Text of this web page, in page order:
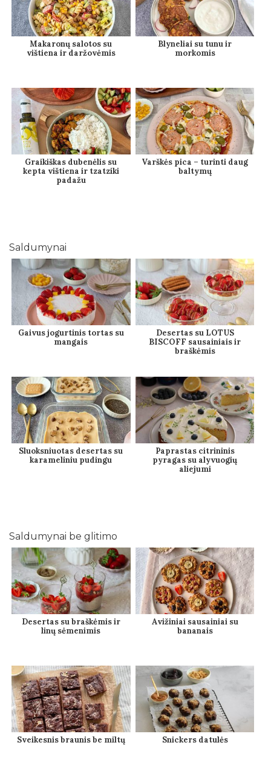
Makaronų salotos su
vištiena ir daržovėmis
Blyneliai su tunu ir
morkomis
Graikiškas dubenėlis su
kepta vištiena ir tzatziki
padažu
Varškės pica – turinti daug
baltymų
Saldumynai
Gaivus jogurtinis tortas su
mangais
Desertas su LOTUS
BISCOFF sausainiais ir
braškėmis
Sluoksniuotas desertas su
karameliniu pudingu
Paprastas citrininis
pyragas su alyvuogių
aliejumi
Saldumynai be glitimo
Desertas su braškėmis ir
linų sėmenimis
Avižiniai sausainiai su
bananais
Sveikesnis braunis be miltų Snickers datulės